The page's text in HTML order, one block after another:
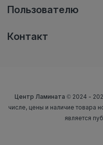
Пользователю
Контакт
Центр Ламината © 2024 -
числе, цены и наличие товара
является